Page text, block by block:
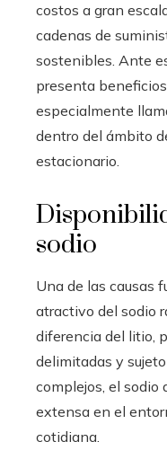
costos a gran
cadenas de
sostenibles. Ante
presenta
especialmente
dentro del ámbito
estacionario.
sodio
Una de las causas
atractivo del sodio
diferencia del litio,
delimitadas y
complejos, el sodio
extensa en el
cotidiana.